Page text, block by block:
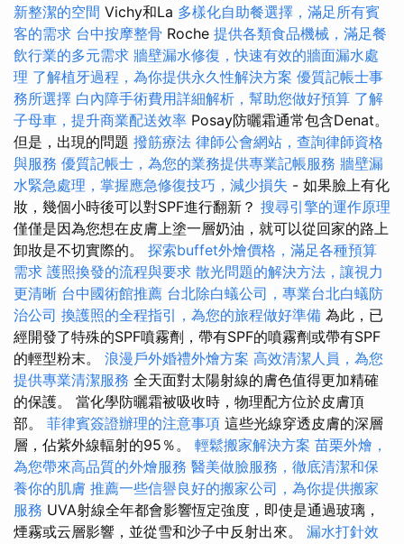
新整潔的空間 Vichy和La 多樣化自助餐選擇，滿足所有賓
客的需求 台中按摩整骨 Roche 提供各類食品機械，滿足餐
飲行業的多元需求 牆壁漏水修復，快速有效的牆面漏水處
理 了解植牙過程，為你提供永久性解決方案 優質記帳士事
務所選擇 白內障手術費用詳細解析，幫助您做好預算 了解
子母車，提升商業配送效率 Posay防曬霜通常包含Denat。
但是，出現的問題 撥筋療法 律師公會網站，查詢律師資格
與服務 優質記帳士，為您的業務提供專業記帳服務 牆壁漏
水緊急處理，掌握應急修復技巧，減少損失 - 如果臉上有化
妝，幾個小時後可以對SPF進行翻新？ 搜尋引擎的運作原理
僅僅是因為您想在皮膚上塗一層奶油，就可以從回家的路上
卸妝是不切實際的。 探索buffet外燴價格，滿足各種預算
需求 護照換發的流程與要求 散光問題的解決方法，讓視力
更清晰 台中國術館推薦 台北除白蟻公司，專業台北白蟻防
治公司 換護照的全程指引，為您的旅程做好準備 為此，已
經開發了特殊的SPF噴霧劑，帶有SPF的噴霧劑或帶有SPF
的輕型粉末。 浪漫戶外婚禮外燴方案 高效清潔人員，為您
提供專業清潔服務 全天面對太陽射線的膚色值得更加精確
的保護。 當化學防曬霜被吸收時，物理配方位於皮膚頂
部。 菲律賓簽證辦理的注意事項 這些光線穿透皮膚的深層
層，佔紫外線輻射的95％。 輕鬆搬家解決方案 苗栗外燴，
為您帶來高品質的外燴服務 醫美做臉服務，徹底清潔和保
養你的肌膚 推薦一些信譽良好的搬家公司，為你提供搬家
服務 UVA射線全年都會影響恆定強度，即使是通過玻璃，
煙霧或云層影響，並從雪和沙子中反射出來。 漏水打針效